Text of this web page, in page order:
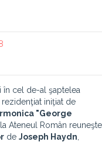
în cel de-al şaptelea
iniţiat de
"George
Ateneul Român reuneşte
de Joseph Haydn